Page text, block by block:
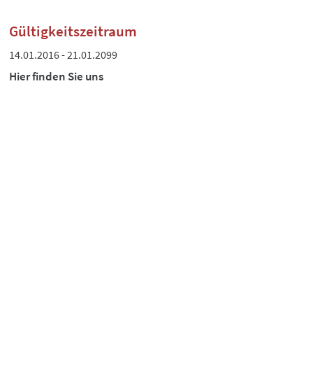
Gültigkeitszeitraum
14.01.2016 - 21.01.2099
Hier finden Sie uns